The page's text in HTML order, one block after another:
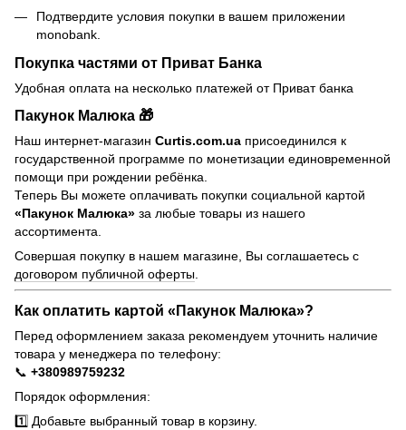
Подтвердите условия покупки в вашем приложении
monobank.
Покупка частями от Приват Банка
Удобная оплата на несколько платежей от Приват банка
Пакунок Малюка 🎁
Наш интернет-магазин Curtis.com.ua присоединился к
государственной программе по монетизации единовременной
помощи при рождении ребёнка.
Теперь Вы можете оплачивать покупки социальной картой
«Пакунок Малюка» за любые товары из нашего
ассортимента.
Совершая покупку в нашем магазине, Вы соглашаетесь с
договором публичной оферты.
Как оплатить картой «Пакунок Малюка»?
Перед оформлением заказа рекомендуем уточнить наличие
товара у менеджера по телефону:
📞 +380989759232
Порядок оформления:
1️⃣ Добавьте выбранный товар в корзину.